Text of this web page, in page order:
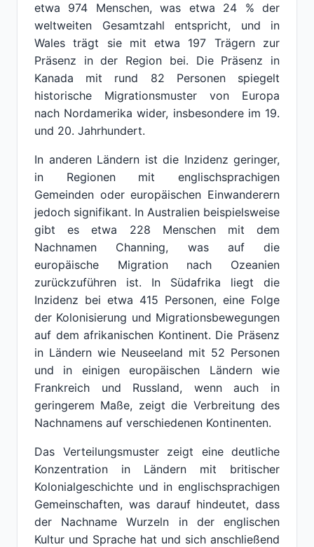
etwa 974 Menschen, was etwa 24 % der
weltweiten Gesamtzahl entspricht, und in
Wales trägt sie mit etwa 197 Trägern zur
Präsenz in der Region bei. Die Präsenz in
Kanada mit rund 82 Personen spiegelt
historische Migrationsmuster von Europa
nach Nordamerika wider, insbesondere im 19.
und 20. Jahrhundert.
In anderen Ländern ist die Inzidenz geringer,
in Regionen mit englischsprachigen
Gemeinden oder europäischen Einwanderern
jedoch signifikant. In Australien beispielsweise
gibt es etwa 228 Menschen mit dem
Nachnamen Channing, was auf die
europäische Migration nach Ozeanien
zurückzuführen ist. In Südafrika liegt die
Inzidenz bei etwa 415 Personen, eine Folge
der Kolonisierung und Migrationsbewegungen
auf dem afrikanischen Kontinent. Die Präsenz
in Ländern wie Neuseeland mit 52 Personen
und in einigen europäischen Ländern wie
Frankreich und Russland, wenn auch in
geringerem Maße, zeigt die Verbreitung des
Nachnamens auf verschiedenen Kontinenten.
Das Verteilungsmuster zeigt eine deutliche
Konzentration in Ländern mit britischer
Kolonialgeschichte und in englischsprachigen
Gemeinschaften, was darauf hindeutet, dass
der Nachname Wurzeln in der englischen
Kultur und Sprache hat und sich anschließend